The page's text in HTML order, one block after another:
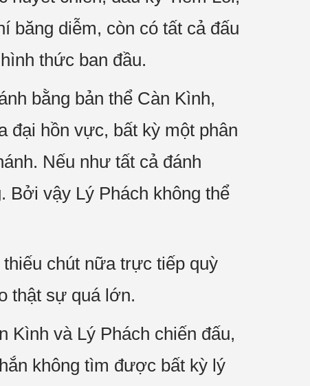
băng diễm, còn có tất cả đấu
thức ban đầu.
bằng bản thể Càn Kình,
đại hồn vực, bất kỳ một phân
Nếu như tất cả đánh
Bởi vậy Lý Phách không thể
chút nữa trực tiếp quỳ
thật sự quá lớn.
Kình và Lý Phách chiến đấu,
không tìm được bất kỳ lý